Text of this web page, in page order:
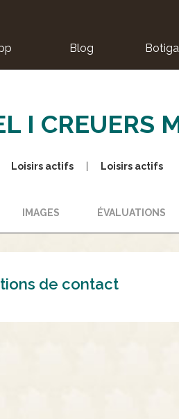
Blog Botiga
I CREUERS
Loisirs actifs Loisirs actifs
IMAGES ÉVALUATIONS
de contact